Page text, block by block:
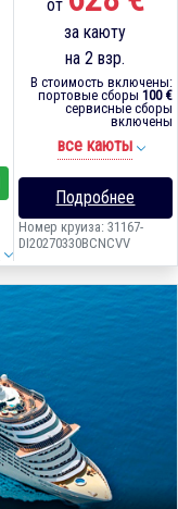
от
за каюту
на 2 взр.
В стоимость включены:
портовые сборы 100 €
сервисные сборы
включены
все каюты
Подробнее
Номер круиза: 31167-
DI20270330BCNCVV